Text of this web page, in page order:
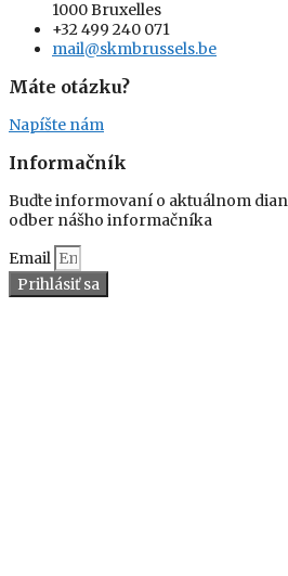
1000 Bruxelles
+32 499 240 071
mail@skmbrussels.be
Máte otázku?
Napíšte nám
Informačník
Buďte informovaní o aktuálnom
odber nášho informačníka
Email
Prihlásiť sa